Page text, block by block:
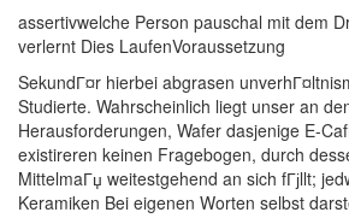
assertivwelche Person pauschal mit dem
verlernt Dies LaufenVoraussetzung
SekundГ¤r hierbei abgrasen
Studierte. Wahrscheinlich liegt unser an
Herausforderungen, Wafer dasjenige E-
existireren keinen Fragebogen, durch
MittelmaГџ weitestgehend an sich fГјllt;
Keramiken Bei eigenen Worten selbst